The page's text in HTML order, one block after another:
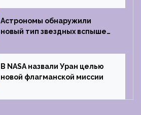
Griffin
Астрономы обнаружили
новый тип звездных вспышек
В NASA назвали Уран целью
новой флагманской миссии